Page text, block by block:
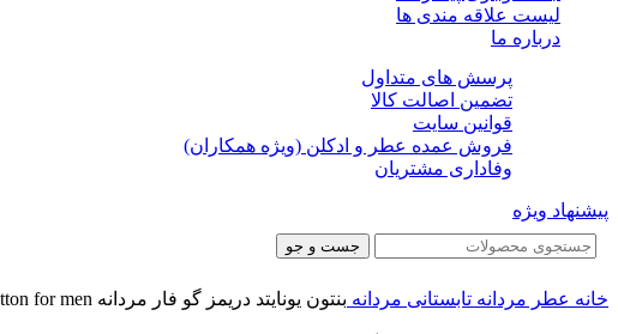
لیست علاقه مندی ها
درباره ما
پرسش های متداول
تضمین اصالت کالا
قوانین سایت
فروش عمده عطر و ادکلن (ویژه همکاران)
وفاداری مشتریان
پیشنهاد ویژه
جست و جو
خانه عطر مردانه تابستانی مردانه بنتون یونایتد دریمز گو فار مردانه United Dreams Men Go Far Benetton for men